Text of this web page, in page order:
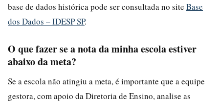
base de dados histórica pode ser consultada no site Base
dos Dados – IDESP SP.
O que fazer se a nota da minha escola estiver
abaixo da meta?
Se a escola não atingiu a meta, é importante que a equipe
gestora, com apoio da Diretoria de Ensino, analise as